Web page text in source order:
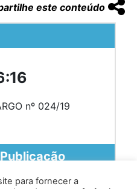
este conteúdo
nº 024/19
para fornecer a